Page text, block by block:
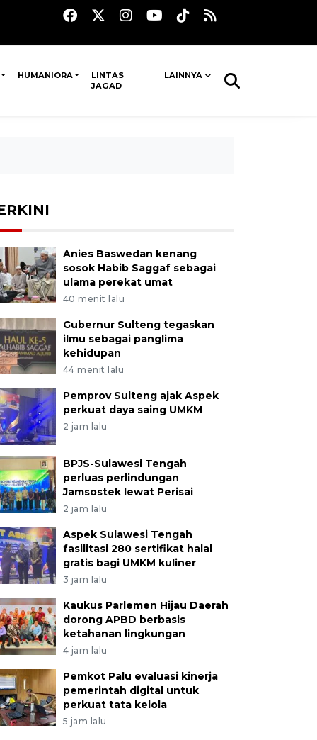
HUMANIORA
LINTAS
JAGAD
LAINNYA
Anies Baswedan kenang
sosok Habib Saggaf sebagai
ulama perekat umat
40 menit lalu
Gubernur Sulteng tegaskan
ilmu sebagai panglima
kehidupan
44 menit lalu
Pemprov Sulteng ajak Aspek
perkuat daya saing UMKM
2 jam lalu
BPJS-Sulawesi Tengah
perluas perlindungan
Jamsostek lewat Perisai
2 jam lalu
Aspek Sulawesi Tengah
fasilitasi 280 sertifikat halal
gratis bagi UMKM kuliner
3 jam lalu
Kaukus Parlemen Hijau Daerah
dorong APBD berbasis
ketahanan lingkungan
4 jam lalu
Pemkot Palu evaluasi kinerja
pemerintah digital untuk
perkuat tata kelola
5 jam lalu